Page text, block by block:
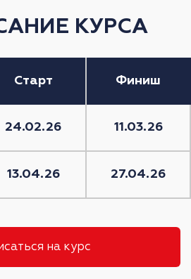
КУРСА
Старт Финиш
24.02.26 11.03.26
13.04.26 27.04.26
на курс